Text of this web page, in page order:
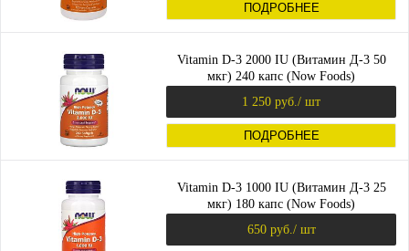
ПОДРОБНЕЕ
Vitamin D-3 2000 IU (Витамин Д-3 50
мкг) 240 капс (Now Foods)
1 250 руб. / шт
ПОДРОБНЕЕ
Vitamin D-3 1000 IU (Витамин Д-3 25
мкг) 180 капс (Now Foods)
650 руб. / шт